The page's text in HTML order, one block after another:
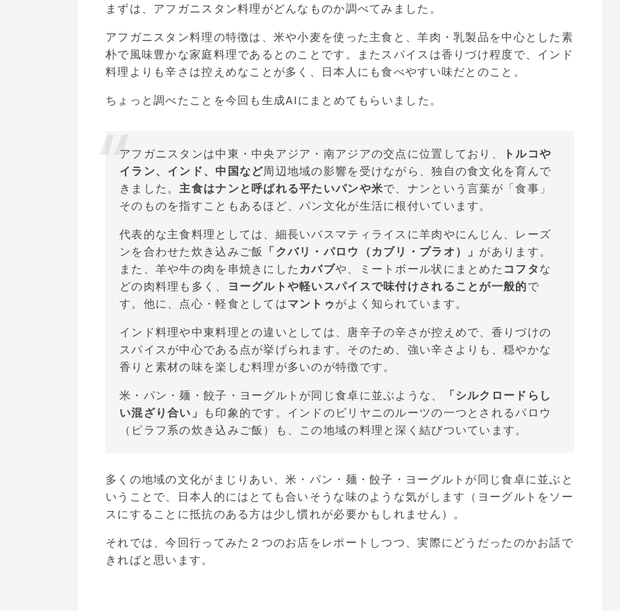
まずは、アフガニスタン料理がどんなものか調べてみました。
アフガニスタン料理の特徴は、米や小麦を使った主食と、羊肉・乳製品を中心とした素
朴で風味豊かな家庭料理であるとのことです。またスパイスは香りづけ程度で、インド
料理よりも辛さは控えめなことが多く、日本人にも食べやすい味だとのこと。
ちょっと調べたことを今回も生成AIにまとめてもらいました。
アフガニスタンは中東・中央アジア・南アジアの交点に位置しており、
トルコや
イラン、インド、中国など周辺地域の影響を受けながら、独自の食文化を育んで
きました。主食はナンと呼ばれる平たいパンや米で、ナンという言葉が「食事」
そのものを指すこともあるほど、パン文化が生活に根付いています。
代表的な主食料理としては、細長いバスマティライスに羊肉やにんじん、レーズ
ンを合わせた炊き込みご飯 「クバリ・パロウ（カブリ・プラオ）」があります。
また、羊や牛の肉を串焼きにしたカバブや、ミートボール状にまとめた コフタな
どの肉料理も多く、
ヨーグルトや軽いスパイスで味付けされることが一般的で
す。他に、点心・軽食としてはマントゥがよく知られています。
インド料理や中東料理との違いとしては、唐辛子の辛さが控えめで、香りづけの
スパイスが中心である点が挙げられます。そのため、強い辛さよりも、穏やかな
香りと素材の味を楽しむ料理が多いのが特徴です。
米・パン・麺・餃子・ヨーグルトが同じ食卓に並ぶような、
「シルクロードらし
い混ざり合い」 も印象的です。インドのビリヤニのルーツの一つとされるパロウ
（ピラフ系の炊き込みご飯）も、この地域の料理と深く結びついています。
多くの地域の文化がまじりあい、米・パン・麺・餃子・ヨーグルトが同じ食卓に並ぶと
いうことで、日本人的にはとても合いそうな味のような気がします（ヨーグルトをソー
スにすることに抵抗のある方は少し慣れが必要かもしれません）。
それでは、今回行ってみた２つのお店をレポートしつつ、実際にどうだったのかお話で
きればと思います。